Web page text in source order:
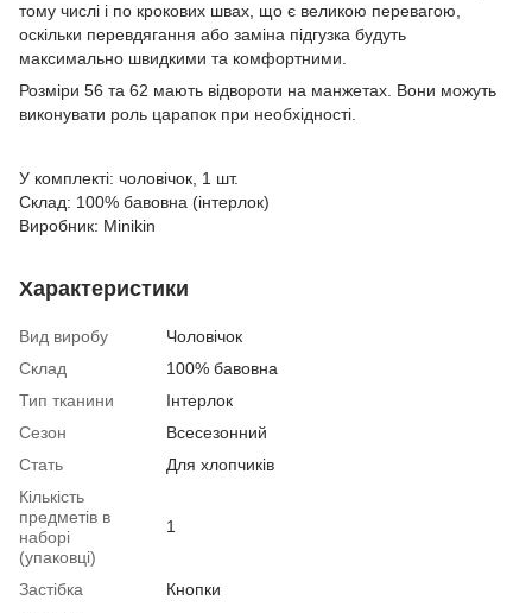
тому числі і по крокових швах, що є великою перевагою,
оскільки перевдягання або заміна підгузка будуть
максимально швидкими та комфортними.
Розміри 56 та 62 мають відвороти на манжетах. Вони можуть
виконувати роль царапок при необхідності.
У комплекті: чоловічок, 1 шт.
Склад: 100% бавовна (інтерлок)
Виробник: Minikin
Характеристики
Вид виробу
Чоловічок
Склад
100% бавовна
Тип тканини
Інтерлок
Сезон
Всесезонний
Стать
Для хлопчиків
Кількість
предметів в
наборі
(упаковці)
1
Застібка
Кнопки